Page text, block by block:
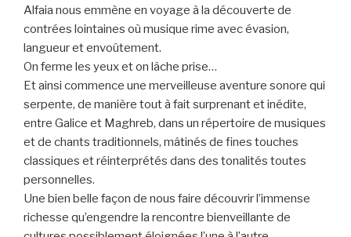
Alfaia nous emmène en voyage à la découverte de
contrées lointaines où musique rime avec évasion,
langueur et envoûtement.
On ferme les yeux et on lâche prise…
Et ainsi commence une merveilleuse aventure sonore qui
serpente, de manière tout à fait surprenant et inédite,
entre Galice et Maghreb, dans un répertoire de musiques
et de chants traditionnels, mâtinés de fines touches
classiques et réinterprétés dans des tonalités toutes
personnelles.
Une bien belle façon de nous faire découvrir l’immense
richesse qu’engendre la rencontre bienveillante de